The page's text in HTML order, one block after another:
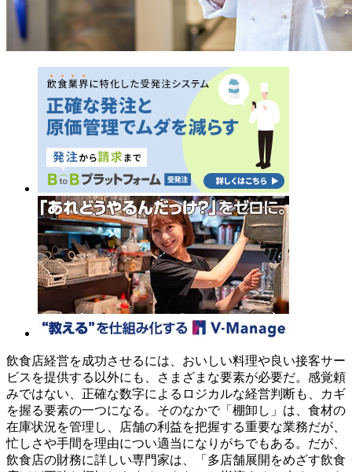
飲食店経営を成功させるには、おいしい料理や良い接客サー
ビスを提供する以外にも、さまざまな要素が必要だ。感覚頼
みではない、正確な数字によるロジカルな経営判断も、カギ
を握る要素の一つになる。そのなかで「棚卸し」は、食材の
在庫状況を管理し、店舗の利益を把握する重要な業務だが、
忙しさや手間を理由につい適当になりがちでもある。だが、
飲食店の財務に詳しい専門家は、「多店舗展開をめざす飲食